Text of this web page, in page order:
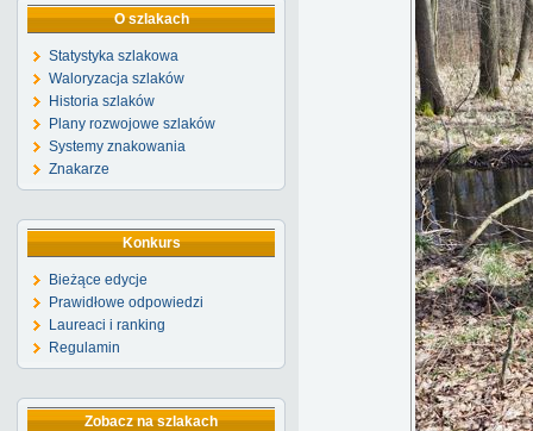
O szlakach
Statystyka szlakowa
Waloryzacja szlaków
Historia szlaków
Plany rozwojowe szlaków
Systemy znakowania
Znakarze
Konkurs
Bieżące edycje
Prawidłowe odpowiedzi
Laureaci i ranking
Regulamin
Zobacz na szlakach